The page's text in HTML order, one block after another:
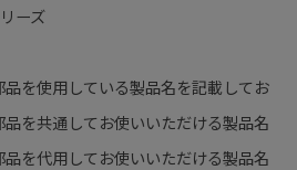
ーズ
を使用している製品名を記載してお
を共通してお使いいただける製品名
を代用してお使いいただける製品名